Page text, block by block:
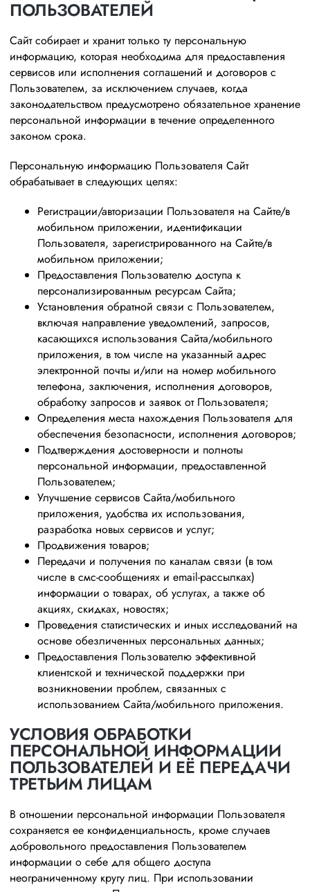
ПОЛЬЗОВАТЕЛЕЙ
Сайт собирает и хранит только ту персональную
информацию, которая необходима для предоставления
сервисов или исполнения соглашений и договоров с
Пользователем, за исключением случаев, когда
законодательством предусмотрено обязательное хранение
персональной информации в течение определенного
законом срока.
Персональную информацию Пользователя Сайт
обрабатывает в следующих целях:
Регистрации/авторизации Пользователя на Сайте/в
мобильном приложении, идентификации
Пользователя, зарегистрированного на Сайте/в
мобильном приложении;
Предоставления Пользователю доступа к
персонализированным ресурсам Сайта;
Установления обратной связи с Пользователем,
включая направление уведомлений, запросов,
касающихся использования Сайта/мобильного
приложения, в том числе на указанный адрес
электронной почты и/или на номер мобильного
телефона, заключения, исполнения договоров,
обработку запросов и заявок от Пользователя;
Определения места нахождения Пользователя для
обеспечения безопасности, исполнения договоров;
Подтверждения достоверности и полноты
персональной информации, предоставленной
Пользователем;
Улучшение сервисов Сайта/мобильного
приложения, удобства их использования,
разработка новых сервисов и услуг;
Продвижения товаров;
Передачи и получения по каналам связи (в том
числе в смс-сообщениях и email-рассылках)
информации о товарах, об услугах, а также об
акциях, скидках, новостях;
Проведения статистических и иных исследований на
основе обезличенных персональных данных;
Предоставления Пользователю эффективной
клиентской и технической поддержки при
возникновении проблем, связанных с
использованием Сайта/мобильного приложения.
УСЛОВИЯ ОБРАБОТКИ
ПЕРСОНАЛЬНОЙ ИНФОРМАЦИИ
ПОЛЬЗОВАТЕЛЕЙ И ЕЁ ПЕРЕДАЧИ
ТРЕТЬИМ ЛИЦАМ
В отношении персональной информации Пользователя
сохраняется ее конфиденциальность, кроме случаев
добровольного предоставления Пользователем
информации о себе для общего доступа
неограниченному кругу лиц. При использовании